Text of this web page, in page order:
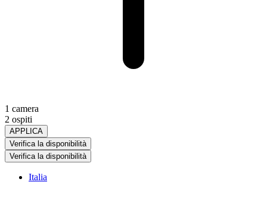
1 camera
2 ospiti
APPLICA
Verifica la disponibilità
Verifica la disponibilità
Italia